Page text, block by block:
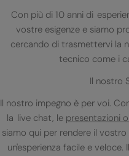
Con più di 10 anni di
vostre esigenze e siamo
cercando di trasmettervi la
tecnico come i
Il nostro
Il nostro impegno è per voi.
la live chat, le presentazioni
siamo qui per rendere il
un'esperienza facile e